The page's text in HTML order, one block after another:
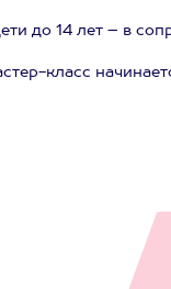
до 14 лет – в
класс